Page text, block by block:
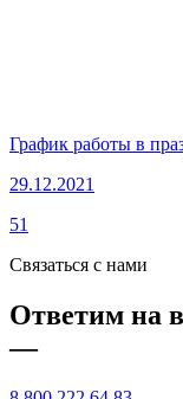
График работы в
29.12.2021
51
Связаться с нами
Ответим на
—